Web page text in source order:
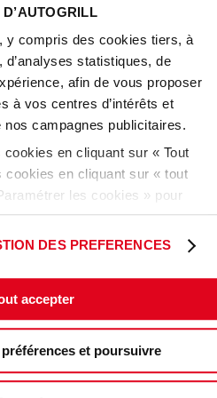
y compris des cookies tiers, à
statistiques, de
afin de vous proposer
à vos centres d’intérêts et
campagnes publicitaires.
en cliquant sur « Tout
en cliquant sur « tout
les cookies » pour
DES PREFERENCES
accepter
et poursuivre
France
81
09
13